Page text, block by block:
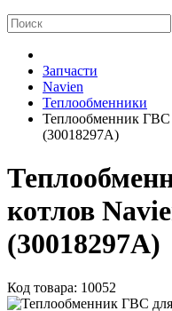
Запчасти
Navien
Теплообменники
Теплообменник ГВС
(30018297A)
котлов
(30018297A)
Код товара: 10052